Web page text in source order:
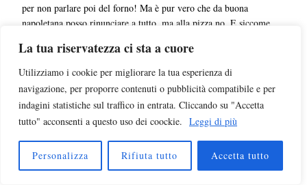
La tua riservatezza ci sta a cuore
Utilizziamo i cookie per migliorare la tua esperienza di
navigazione, per proporre contenuti o pubblicità compatibile e per
indagini statistiche sul traffico in entrata. Cliccando su "Accetta
tutto" acconsenti a questo uso dei coockie. Leggi di più
Personalizza Rifiuta tutto Accetta tutto
per non parlare poi del forno! Ma è pur vero che da buona
napoletana posso rinunciare a tutto, ma alla pizza no. E siccome
abbandonato, ho deciso di cimentarmi nella realizzazione…
CONTINUA A LEGGERE
POTRESTE ESSERE